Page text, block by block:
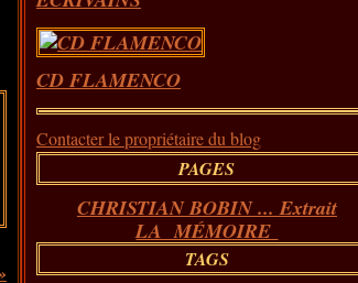
CD FLAMENCO
Contacter le propriétaire du blog
PAGES
CHRISTIAN BOBIN ... Extrait
LA MÉMOIRE
TAGS